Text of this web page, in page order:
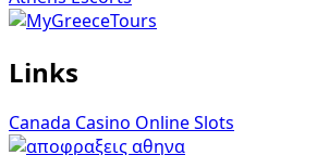
Links
Canada Casino Online Slots